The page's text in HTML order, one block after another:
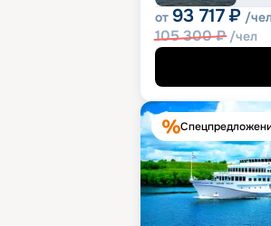
от 93 717 ₽ /чел
105 300₽ /чел